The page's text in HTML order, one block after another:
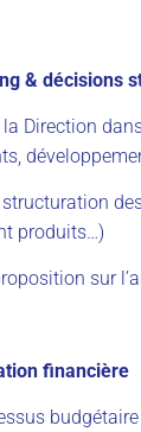
& décisions
Direction
produits…)
sur
financière